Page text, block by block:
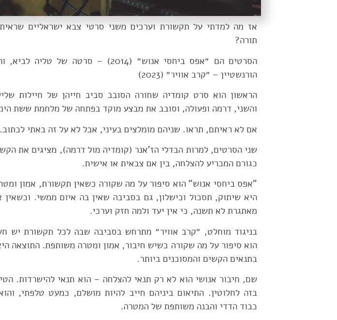
אז מה למדתי על תקשורת וערכים משני סרטי צבא ישראליים
תורה?
הסרטים הם ״אפס ביחסי אנוש״ (2014) – סרטה
הורנשטיין – ״קרב אוויר״ (2023)
הראשון הוא סרט קומדיה שחורה הסובב סביב חייהן של חיילות
והשני, דרמה ופעולה, וסובב את מבצע מוקד בפתחה של מלחמת ששת
אם לא ראיתם, תראו. שניהם מומלצים בעיני, אבל לא על זה באתי לכתוב.
שני הסרטים, למרות הבדלי הז'אנר (קומדיה מול דרמה), מציגים את
כגורם המכריע להצלחה, בין אם צבאית או אישית.
"אפס ביחסי אנוש" הוא סיפור על מה שקורה כשאין תקשורת, אמון
היא שיתוק, תסכול וכישלון, גם בסביבה שאין בה איום ממשי. וכשאין
מאתגרת לא תשנה, כי אין יעד ולמה חזק וערכי.
בניגוד מוחלט, ״קרב אוויר״ מתרחש בסביבה שבה לכל תקשורת יש
הוא סיפור על מה שקורה כשיש חיבור, אמון ומטרה משותפת. התוצאה
בתנאים הקשים והמסוכנים ביותר.
שם, חיבור אנושי הוא לא רק תנאי להצלחה – הוא תנאי להישרדות.
בזה לחלוטין. התיאום ביניהם חייב להיות מושלם, כמעט טלפתי,
כבוד הדדי והבנה משותפת של המטרה.